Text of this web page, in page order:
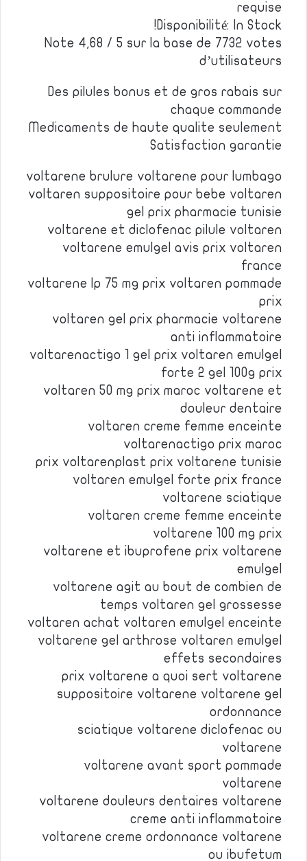
requise
Disponibilité: In Stock!
Note 4,68 / 5 sur la base de 7732 votes
d’utilisateurs
Des pilules bonus et de gros rabais sur
chaque commande
Medicaments de haute qualite seulement
Satisfaction garantie
voltarene brulure voltarene pour lumbago
voltaren suppositoire pour bebe voltaren
gel prix pharmacie tunisie
voltarene et diclofenac pilule voltaren
voltarene emulgel avis prix voltaren
france
voltarene lp 75 mg prix voltaren pommade
prix
voltaren gel prix pharmacie voltarene
anti inflammatoire
voltarenactigo 1 gel prix voltaren emulgel
forte 2 gel 100g prix
voltaren 50 mg prix maroc voltarene et
douleur dentaire
voltaren creme femme enceinte
voltarenactigo prix maroc
prix voltarenplast prix voltarene tunisie
voltaren emulgel forte prix france
voltarene sciatique
voltaren creme femme enceinte
voltarene 100 mg prix
voltarene et ibuprofene prix voltarene
emulgel
voltarene agit au bout de combien de
temps voltaren gel grossesse
voltaren achat voltaren emulgel enceinte
voltarene gel arthrose voltaren emulgel
effets secondaires
prix voltarene a quoi sert voltarene
suppositoire voltarene voltarene gel
ordonnance
sciatique voltarene diclofenac ou
voltarene
voltarene avant sport pommade
voltarene
voltarene douleurs dentaires voltarene
creme anti inflammatoire
voltarene creme ordonnance voltarene
ou ibufetum